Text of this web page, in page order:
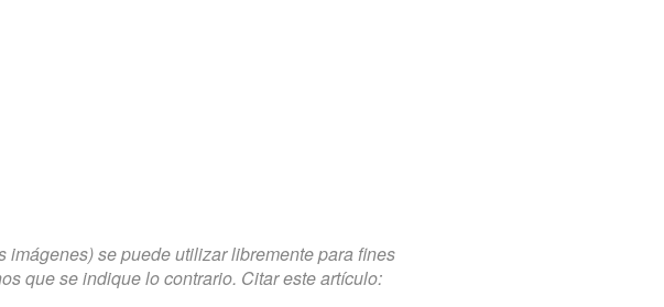
se puede utilizar libremente para fines
que se indique lo contrario. Citar este artículo: